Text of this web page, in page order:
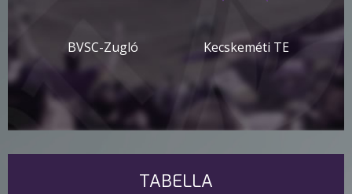
BVSC-Zugló Kecskeméti TE
TABELLA